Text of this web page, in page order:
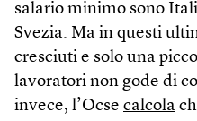
salario minimo sono
Svezia. Ma in questi
cresciuti e solo una
lavoratori non gode di
invece, l’Ocse calcola